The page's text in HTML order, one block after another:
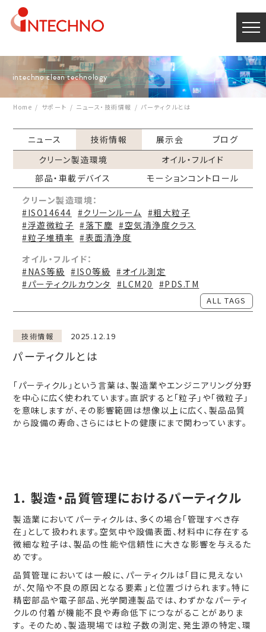
intechno clean technology
Home サポート ニュース・技術情報 パーティクルとは
ニュース 技術情報 展示会
ブログ
クリーン製造環境
オイル・フルイド
部品・車載デバイス
モーションコントロール
クリーン製造環境：
#ISO14644 #クリーンルーム #粗大粒子
#浮遊微粒子 #落下塵 #空気清浄度クラス
#粒子堆積率
#表面清浄度
オイル・フルイド：
#NAS等級 #ISO等級 #オイル測定
#パーティクルカウンタ
#LCM20 #PDS.TM
ALL TAGS
技術情報 2025.12.19
パーティクルとは
「パーティクル」という言葉は、製造業やエンジニアリング分野
を中心に広く使われています。直訳すると「粒子」や「微粒子」
を意味しますが、その影響範囲は想像以上に広く、製品品質
から設備の寿命、さらにはヒトの健康にまで関わっています。
1. 製造・品質管理におけるパーティクル
製造業においてパーティクルは、多くの場合「管理すべき存
在」として扱われます。空気中や設備表面、材料中に存在する
微細な粒子は、製品の性能や信頼性に大きな影響を与えるた
めです。
品質管理においては一般に、パーティクルは「目に見えない
が、欠陥や不良の原因となる要素」と位置づけられます。特に
精密部品や電子部品、光学関連製品では、わずかなパーティ
クルの付着が機能不良や寿命低下につながることがありま
す。 そのため、製造現場では粒子数の測定、発生源の特定、環